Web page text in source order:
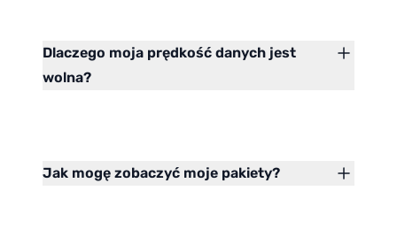
Dlaczego moja prędkość danych jest
wolna?
Jak mogę zobaczyć moje pakiety?